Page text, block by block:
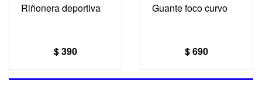
Riñonera deportiva
$ 390
Guante foco curvo
$ 690